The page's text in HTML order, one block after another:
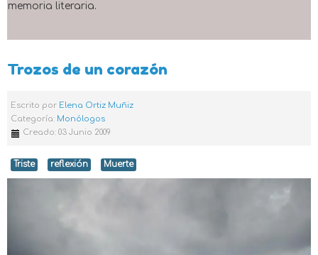
memoria literaria.
Trozos de un corazón
Escrito por Elena Ortiz Muñiz
Categoría: Monólogos
Creado: 03 Junio 2009
Triste reflexión Muerte